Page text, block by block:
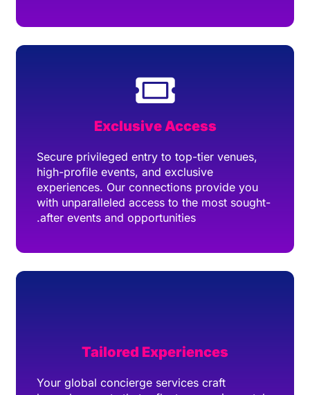
Exclusive Access
Secure privileged entry to top-tier venues,
high-profile events, and exclusive
experiences. Our connections provide you
with unparalleled access to the most sought-
after events and opportunities.
Tailored Experiences
Your global concierge services craft